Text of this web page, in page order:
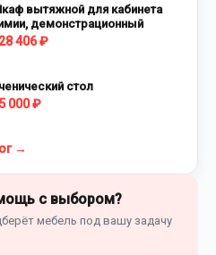
вытяжной для кабинета
демонстрационный
406 ₽
стол
000 ₽
→
с выбором?
мебель под вашу задачу